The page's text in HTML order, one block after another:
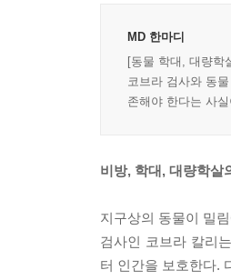
MD 한마디
[동물 학대, 대량학
코브라 검사와 동
존해야 한다는 사
비방, 학대, 대량학살
지구상의 동물이 밀
검사인 코브라 칼리
터 인간을 보호한다.